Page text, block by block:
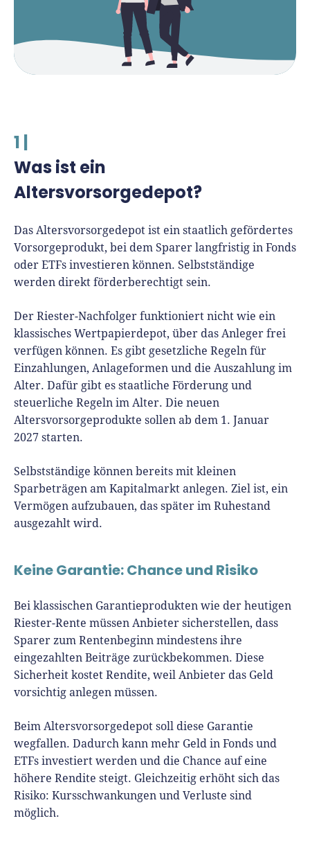
1 |
Was ist ein
Altersvorsorgedepot?
Das Altersvorsorgedepot ist ein staatlich gefördertes
Vorsorgeprodukt, bei dem Sparer langfristig in Fonds
oder ETFs investieren können. Selbstständige
werden direkt förderberechtigt sein.
Der Riester-Nachfolger funktioniert nicht wie ein
klassisches Wertpapierdepot, über das Anleger frei
verfügen können. Es gibt gesetzliche Regeln für
Einzahlungen, Anlageformen und die Auszahlung im
Alter. Dafür gibt es staatliche Förderung und
steuerliche Regeln im Alter. Die neuen
Altersvorsorgeprodukte sollen ab dem 1. Januar
2027 starten.
Selbstständige können bereits mit kleinen
Sparbeträgen am Kapitalmarkt anlegen. Ziel ist, ein
Vermögen aufzubauen, das später im Ruhestand
ausgezahlt wird.
Keine Garantie: Chance und Risiko
Bei klassischen Garantieprodukten wie der heutigen
Riester-Rente müssen Anbieter sicherstellen, dass
Sparer zum Rentenbeginn mindestens ihre
eingezahlten Beiträge zurückbekommen. Diese
Sicherheit kostet Rendite, weil Anbieter das Geld
vorsichtig anlegen müssen.
Beim Altersvorsorgedepot soll diese Garantie
wegfallen. Dadurch kann mehr Geld in Fonds und
ETFs investiert werden und die Chance auf eine
höhere Rendite steigt. Gleichzeitig erhöht sich das
Risiko: Kursschwankungen und Verluste sind
möglich.